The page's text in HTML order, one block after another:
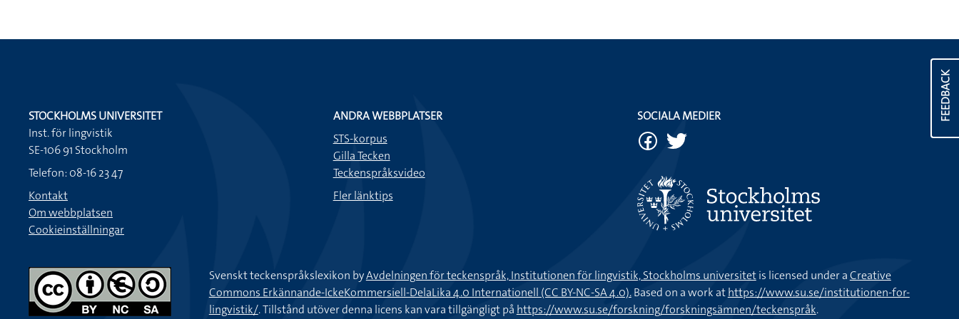
FEEDBACK
STOCKHOLMS UNIVERSITET
Inst. för lingvistik
SE-106 91 Stockholm
Telefon: 08-16 23 47
Kontakt
Om webbplatsen
Cookieinställningar
ANDRA WEBBPLATSER
STS-korpus
Gilla Tecken
Teckenspråksvideo
Fler länktips
SOCIALA MEDIER
Svenskt teckenspråkslexikon byAvdelningen för teckenspråk, Institutionen för lingvistik, Stockholms universitetis licensed under aCreative
Commons Erkännande-IckeKommersiell-DelaLika 4.0 Internationell (CC BY-NC-SA 4.0).Based on a work athttps://www.su.se/institutionen-for-
lingvistik/. Tillstånd utöver denna licens kan vara tillgängligt på https://www.su.se/forskning/forskningsämnen/teckenspråk.